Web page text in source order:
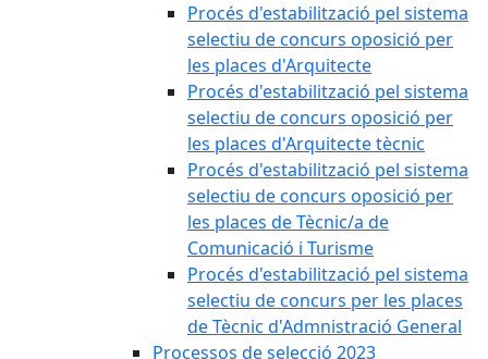
Procés d'estabilització pel sistema
selectiu de concurs oposició per
les places d'Arquitecte
Procés d'estabilització pel sistema
selectiu de concurs oposició per
les places d'Arquitecte tècnic
Procés d'estabilització pel sistema
selectiu de concurs oposició per
les places de Tècnic/a de
Comunicació i Turisme
Procés d'estabilització pel sistema
selectiu de concurs per les places
de Tècnic d'Admnistració General
Processos de selecció 2023